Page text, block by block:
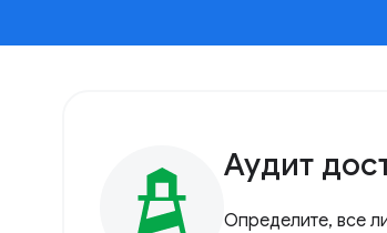
Аудит
Определите, все